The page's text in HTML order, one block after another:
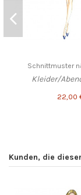
Schnittmuster
Kleider/
22,00
Kunden, die